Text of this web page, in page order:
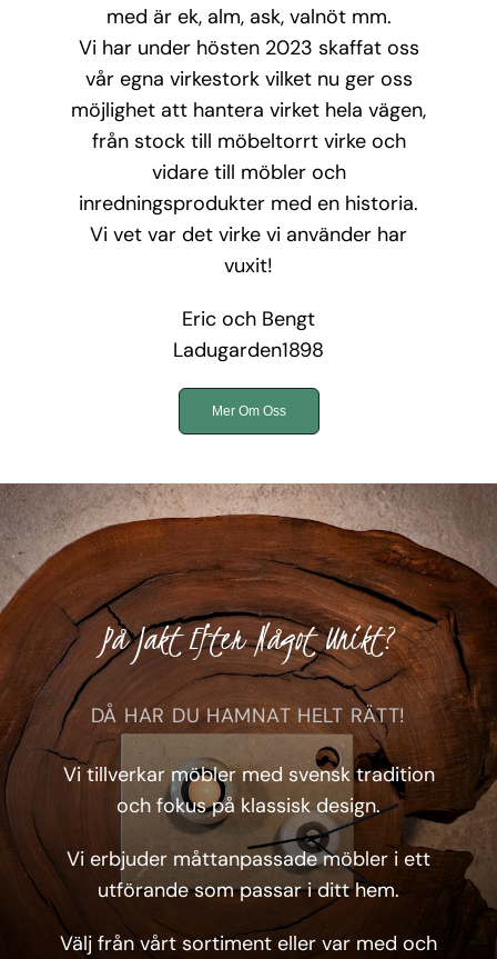
med är ek, alm, ask, valnöt mm.
Vi har under hösten 2023 skaffat oss
vår egna virkestork vilket nu ger oss
möjlighet att hantera virket hela vägen,
från stock till möbeltorrt virke och
vidare till möbler och
inredningsprodukter med en historia.
Vi vet var det virke vi använder har
vuxit!
Eric och Bengt
Ladugarden1898
Mer Om Oss
På Jakt Efter Något Unikt?
DÅ HAR DU HAMNAT HELT RÄTT!
Vi tillverkar möbler med svensk tradition
och fokus på klassisk design.
Vi erbjuder måttanpassade möbler i ett
utförande som passar i ditt hem.
Välj från vårt sortiment eller var med och